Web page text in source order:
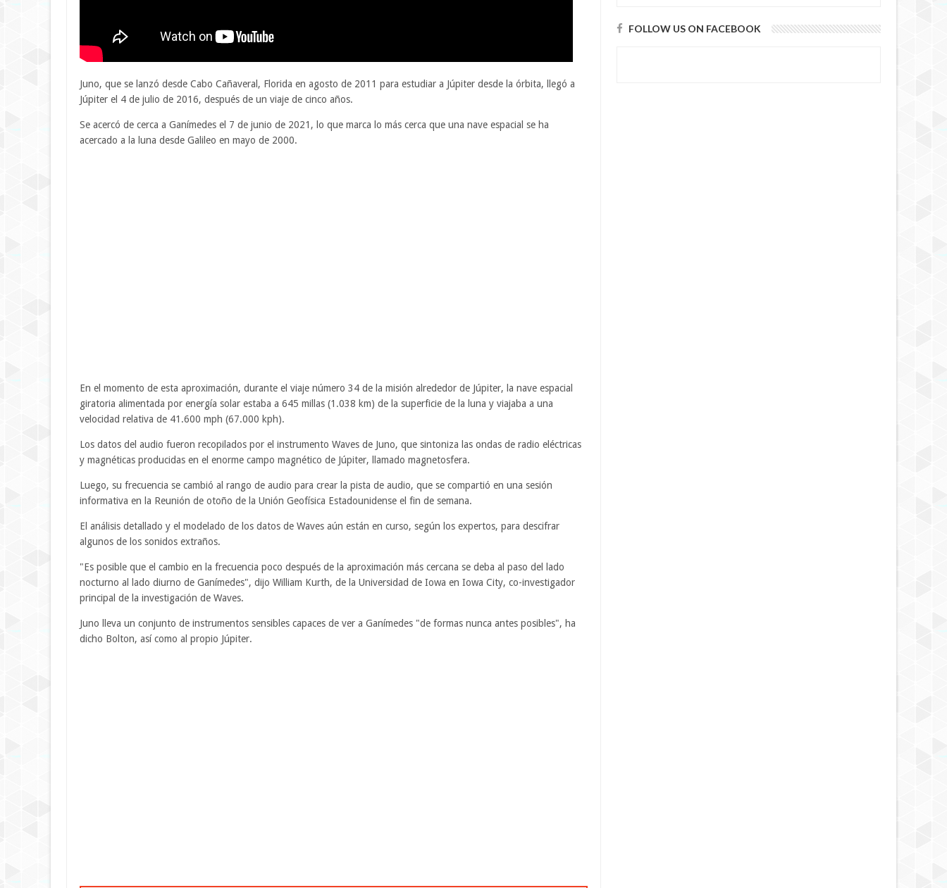
Juno, que se lanzó desde Cabo Cañaveral, Florida en agosto de 2011 para estudiar a Júpiter desde la órbita, llegó a
Júpiter el 4 de julio de 2016, después de un viaje de cinco años.
Se acercó de cerca a Ganímedes el 7 de junio de 2021, lo que marca lo más cerca que una nave espacial se ha
acercado a la luna desde Galileo en mayo de 2000.
En el momento de esta aproximación, durante el viaje número 34 de la misión alrededor de Júpiter, la nave espacial
giratoria alimentada por energía solar estaba a 645 millas (1.038 km) de la superficie de la luna y viajaba a una
velocidad relativa de 41.600 mph (67.000 kph).
Los datos del audio fueron recopilados por el instrumento Waves de Juno, que sintoniza las ondas de radio eléctricas
y magnéticas producidas en el enorme campo magnético de Júpiter, llamado magnetosfera.
Luego, su frecuencia se cambió al rango de audio para crear la pista de audio, que se compartió en una sesión
informativa en la Reunión de otoño de la Unión Geofísica Estadounidense el fin de semana.
El análisis detallado y el modelado de los datos de Waves aún están en curso, según los expertos, para descifrar
algunos de los sonidos extraños.
"Es posible que el cambio en la frecuencia poco después de la aproximación más cercana se deba al paso del lado
nocturno al lado diurno de Ganímedes", dijo William Kurth, de la Universidad de Iowa en Iowa City, co-investigador
principal de la investigación de Waves.
Juno lleva un conjunto de instrumentos sensibles capaces de ver a Ganímedes "de formas nunca antes posibles", ha
dicho Bolton, así como al propio Júpiter.
FOLLOW US ON FACEBOOK